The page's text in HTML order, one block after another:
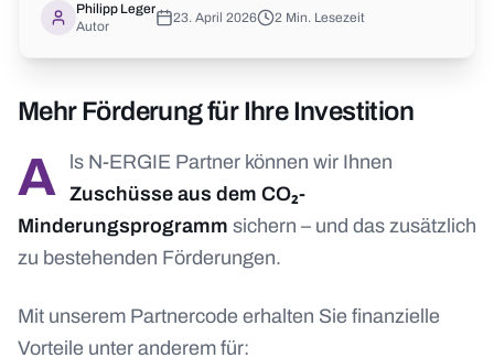
Philipp Leger
Autor
23. April 2026 2 Min. Lesezeit
Mehr Förderung für Ihre Investition
Als N-ERGIE Partner können wir Ihnen
Zuschüsse aus dem CO₂-
Minderungsprogramm sichern – und das zusätzlich
zu bestehenden Förderungen.
Mit unserem Partnercode erhalten Sie finanzielle
Vorteile unter anderem für: